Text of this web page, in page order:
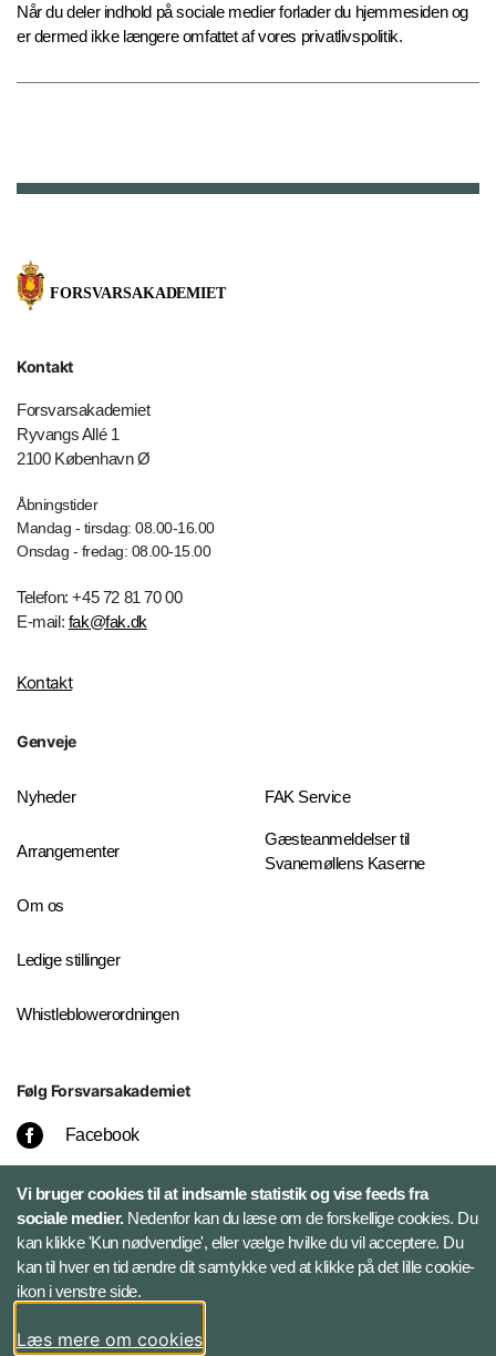
Når du deler indhold på sociale medier forlader du hjemmesiden og
er dermed ikke længere omfattet af vores privatlivspolitik.
Kontakt
Forsvarsakademiet
Ryvangs Allé 1
2100 København Ø
Åbningstider
Mandag - tirsdag: 08.00-16.00
Onsdag - fredag: 08.00-15.00
Telefon: +45 72 81 70 00
E-mail: fak@fak.dk
Kontakt
Genveje
Nyheder
Arrangementer
Om os
Ledige stillinger
Whistleblowerordningen
FAK Service
Gæsteanmeldelser til
Svanemøllens Kaserne
Følg Forsvarsakademiet
Facebook
LinkedIn
Twitter
Bluesky
Vi bruger cookies til at indsamle statistik og vise feeds fra
sociale medier.Nedenfor kan du læse om de forskellige cookies. Du
kan klikke 'Kun nødvendige', eller vælge hvilke du vil acceptere. Du
kan til hver en tid ændre dit samtykke ved at klikke på det lille cookie-
ikon i venstre side.
Læs mere om cookies